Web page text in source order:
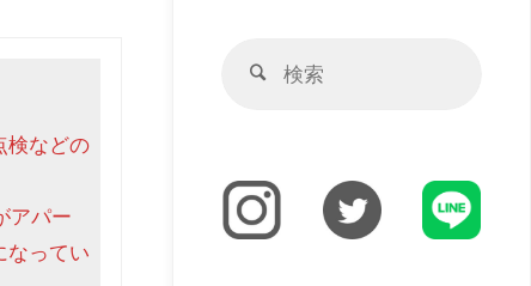
検などの
アパー
なってい